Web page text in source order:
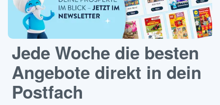
Jede Woche die besten
Angebote direkt in dein
Postfach